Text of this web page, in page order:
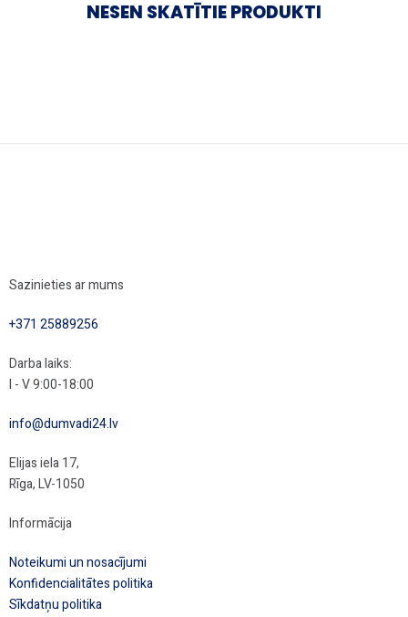
NESEN SKATĪTIE PRODUKTI
Sazinieties ar mums
+371 25889256
Darba laiks:
I - V 9:00-18:00
info@dumvadi24.lv
Elijas iela 17,
Rīga, LV-1050
Informācija
Noteikumi un nosacījumi
Konfidencialitātes politika
Sīkdatņu politika